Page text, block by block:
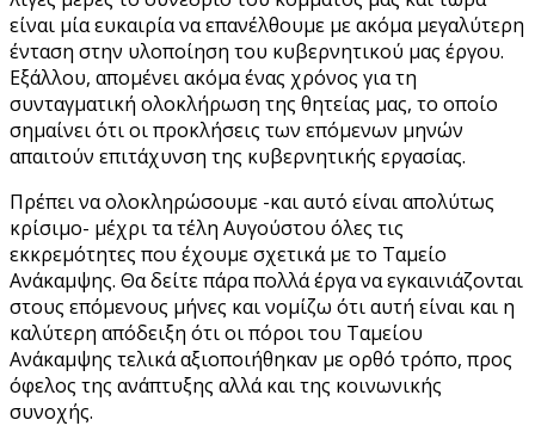
είναι μία ευκαιρία να επανέλθουμε με ακόμα μεγαλύτερη
ένταση στην υλοποίηση του κυβερνητικού μας έργου.
Εξάλλου, απομένει ακόμα ένας χρόνος για τη
συνταγματική ολοκλήρωση της θητείας μας, το οποίο
σημαίνει ότι οι προκλήσεις των επόμενων μηνών
απαιτούν επιτάχυνση της κυβερνητικής εργασίας.
Πρέπει να ολοκληρώσουμε -και αυτό είναι απολύτως
κρίσιμο- μέχρι τα τέλη Αυγούστου όλες τις
εκκρεμότητες που έχουμε σχετικά με το Ταμείο
Ανάκαμψης. Θα δείτε πάρα πολλά έργα να εγκαινιάζονται
στους επόμενους μήνες και νομίζω ότι αυτή είναι και η
καλύτερη απόδειξη ότι οι πόροι του Ταμείου
Ανάκαμψης τελικά αξιοποιήθηκαν με ορθό τρόπο, προς
όφελος της ανάπτυξης αλλά και της κοινωνικής
συνοχής.